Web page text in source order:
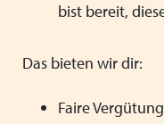
bist bereit,
Das bieten wir dir:
Faire